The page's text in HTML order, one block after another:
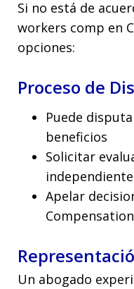
Si no está de
workers comp en
opciones:
Proceso de
Puede
beneficios
Solicitar
Apelar
Un abogado